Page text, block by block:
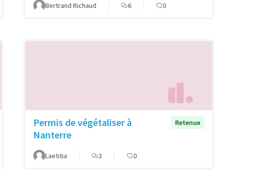
Bertrand Richaud
6 0
Permis de végétaliser à
Nanterre
Retenue
Laetitia 3 0